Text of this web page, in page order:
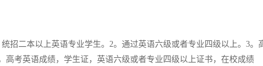
招二本以上英语专业学生。2。通过英语六级或者专业四级以上。3。
考英语成绩，学生证，英语六级或者专业四级以上证书，在校成绩